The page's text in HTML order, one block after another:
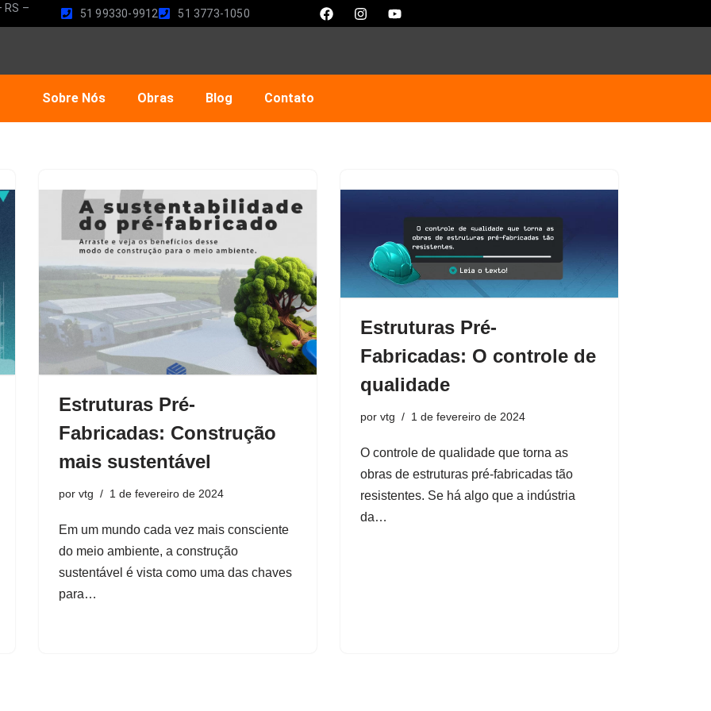
RS –
51 99330-9912 51 3773-1050
Sobre Nós Obras Blog Contato
Estruturas Pré-
Fabricadas: Construção
mais sustentável
por vtg 1 de fevereiro de 2024
Em um mundo cada vez mais consciente
do meio ambiente, a construção
sustentável é vista como uma das chaves
para…
Estruturas Pré-
Fabricadas: O controle de
qualidade
por vtg 1 de fevereiro de 2024
O controle de qualidade que torna as
obras de estruturas pré-fabricadas tão
resistentes. Se há algo que a indústria
da…